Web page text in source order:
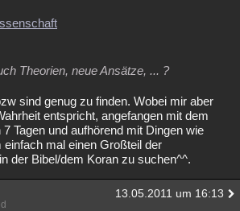
Theorien, neue Ansätze, ... ?
sind genug zu finden. Wobei mir aber
entspricht, angefangen mit dem
Tagen und aufhörend mit Dingen wie
mal einen Großteil der
der Bibel/dem Koran zu suchen^^.
13.05.2011 um 16:13